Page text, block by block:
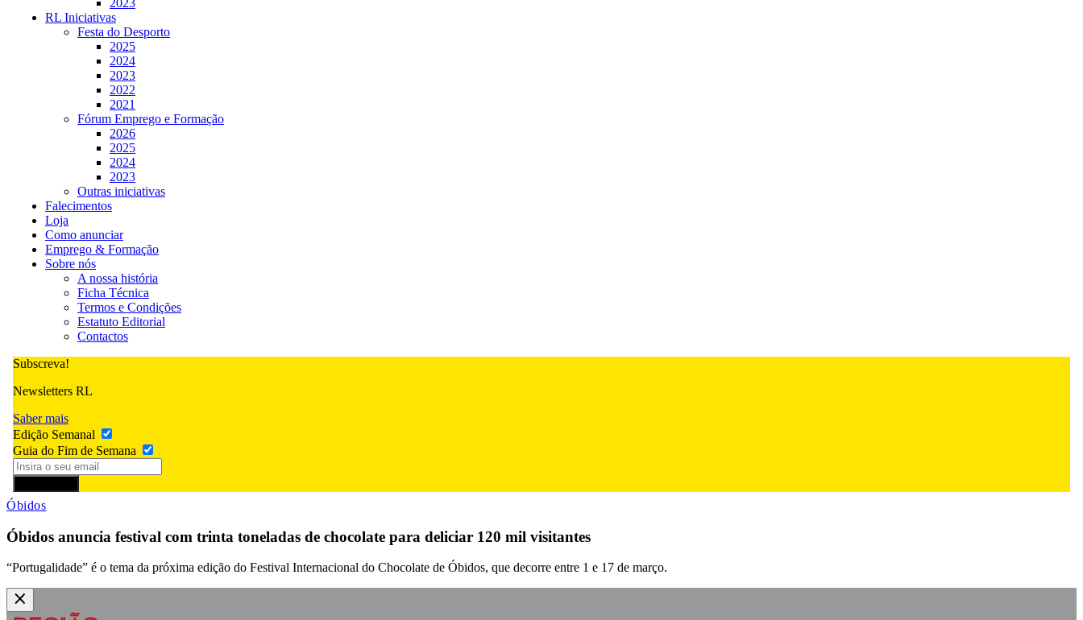
RL Iniciativas
Festa do Desporto
2025
2024
2023
2022
2021
Fórum Emprego e Formação
2026
2025
2024
2023
Outras iniciativas
Falecimentos
Loja
Como anunciar
Emprego & Formação
Sobre nós
A nossa história
Ficha Técnica
Termos e Condições
Estatuto Editorial
Contactos
Subscreva!
Newsletters RL
Saber mais
Edição Semanal
Guia do Fim de Semana
Óbidos
Óbidos anuncia festival com trinta toneladas de chocolate para deliciar 120 mil visitantes
“Portugalidade” é o tema da próxima edição do Festival Internacional do Chocolate de Óbidos, que decorre entre 1 e 17 de março.